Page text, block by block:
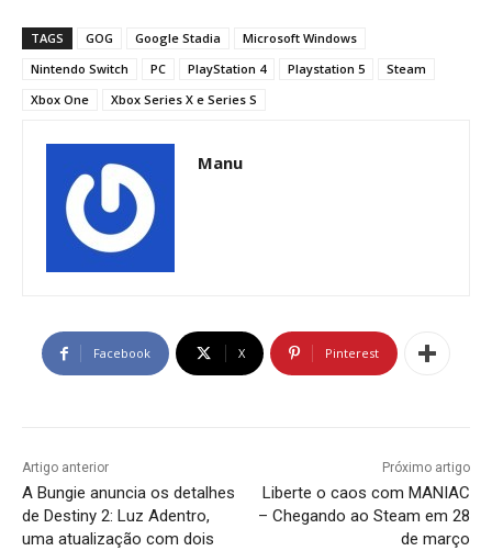
TAGS GOG Google Stadia
Microsoft Windows
Nintendo Switch
PC PlayStation 4 Playstation 5
Steam
Xbox One
Xbox Series X e Series S
Manu
Facebook X Pinterest
Artigo anterior
A Bungie anuncia os detalhes
de Destiny 2: Luz Adentro,
uma atualização com dois
Próximo artigo
Liberte o caos com MANIAC
– Chegando ao Steam em 28
de março